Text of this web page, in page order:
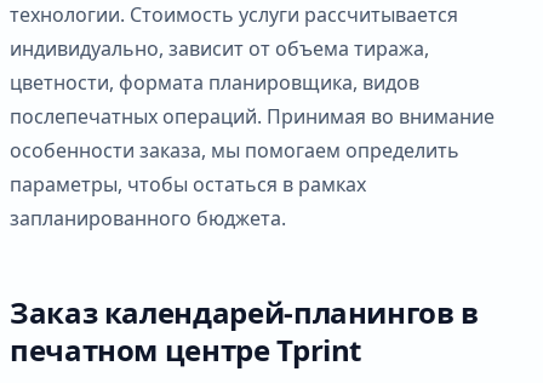
технологии. Стоимость услуги рассчитывается
индивидуально, зависит от объема тиража,
цветности, формата планировщика, видов
послепечатных операций. Принимая во внимание
особенности заказа, мы помогаем определить
параметры, чтобы остаться в рамках
запланированного бюджета.
Заказ календарей-планингов в
печатном центре Tprint